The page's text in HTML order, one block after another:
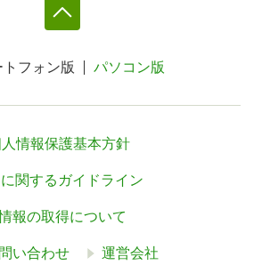
トフォン版 パソコン版
情報保護基本方針
関するガイドライン
報の取得について
い合わせ 運営会社